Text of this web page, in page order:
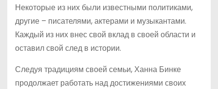
Некоторые из них были известными политиками,
другие – писателями, актерами и музыкантами.
Каждый из них внес свой вклад в своей области и
оставил свой след в истории.
Следуя традициям своей семьи, Ханна Бинке
продолжает работать над достижениями своих